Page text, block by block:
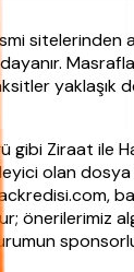
sitelerinden
yaklaşık
gibi Ziraat ile
olan
önerilerimiz